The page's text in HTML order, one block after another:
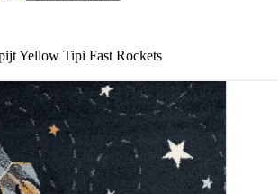
Yellow Tipi Fast Rockets